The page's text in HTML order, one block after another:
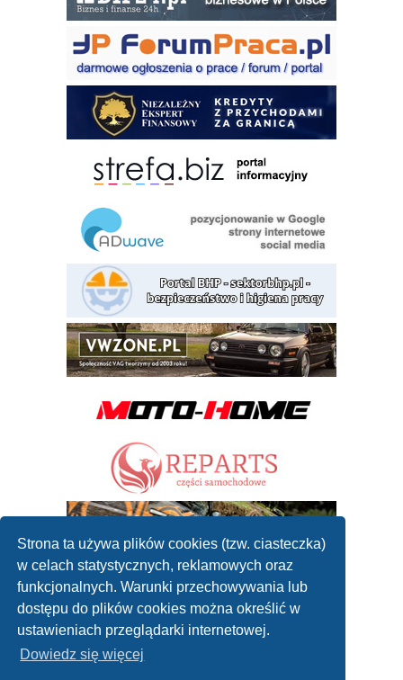
Strona ta używa plików cookies (tzw. ciasteczka)
w celach statystycznych, reklamowych oraz
funkcjonalnych. Warunki przechowywania lub
dostępu do plików cookies można określić w
ustawieniach przeglądarki internetowej.
Dowiedz się więcej